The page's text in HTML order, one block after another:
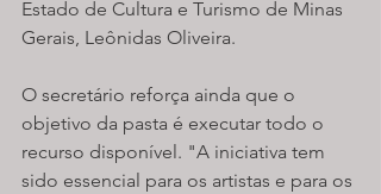
Estado de Cultura e Turismo de Minas
Gerais, Leônidas Oliveira.
O secretário reforça ainda que o
objetivo da pasta é executar todo o
recurso disponível. "A iniciativa tem
sido essencial para os artistas e para os